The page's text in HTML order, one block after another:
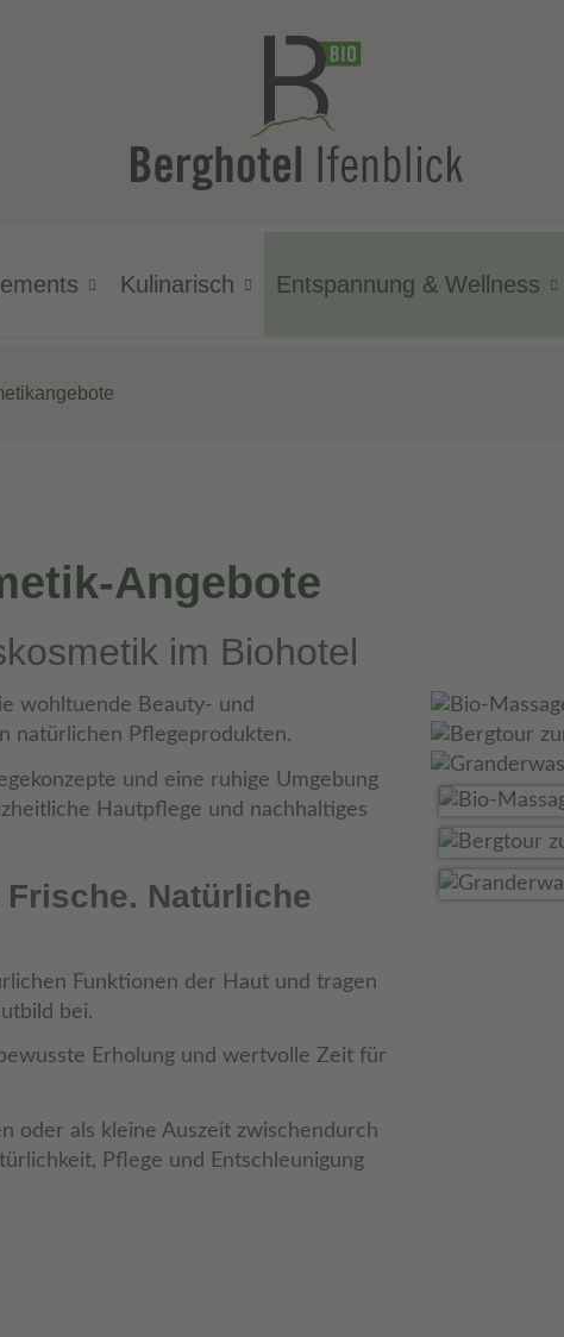
Kulinarisch Entspannung & Wellness
Angebote
im Biohotel
wohltuende Beauty- und
natürlichen Pflegeprodukten.
und eine ruhige Umgebung
Hautpflege und nachhaltiges
Natürliche
Funktionen der Haut und tragen
bei.
Erholung und wertvolle Zeit für
oder als kleine Auszeit zwischendurch
Pflege und Entschleunigung